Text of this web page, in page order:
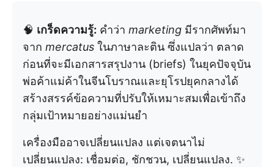
🧠 เกร็ดความรู้: คำว่า marketing มีรากศัพท์มา
จาก mercatus ในภาษาละติน ซึ่งแปลว่า ตลาด
ก่อนที่จะมีเอกสารสรุปงาน (briefs) ในยุคปัจจุบัน
พ่อค้าแม่ค้าในจีนโบราณและยุโรปยุคกลางได้
สร้างสรรค์ข้อความที่ปรับให้เหมาะสมเพื่อเข้าถึง
กลุ่มเป้าหมายอย่างแม่นยำ
เครื่องมืออาจเปลี่ยนแปลง แต่เจตนาไม่
เปลี่ยนแปลง: เชื่อมต่อ, ชักชวน, เปลี่ยนแปลง. ✨